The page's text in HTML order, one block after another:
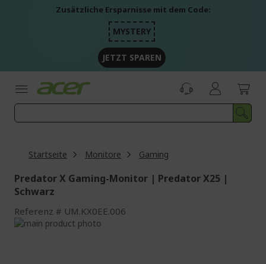
Zusätzliche Ersparnisse mit dem Code:
MYSTERY
JETZT SPAREN
Startseite Monitore Gaming
Predator X Gaming-Monitor | Predator X25 |
Schwarz
Referenz UM.KX0EE.006
Zum